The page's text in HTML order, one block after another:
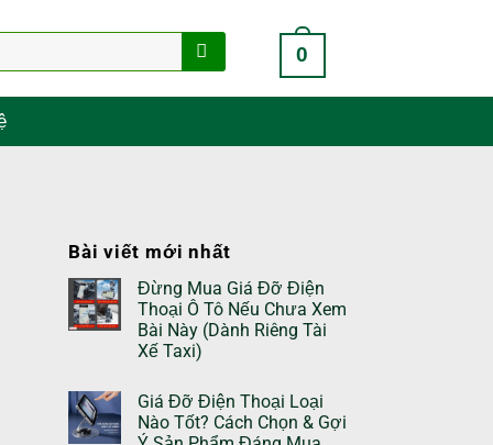
0
Bài viết mới nhất
Đừng Mua Giá Đỡ Điện
Thoại Ô Tô Nếu Chưa Xem
Bài Này (Dành Riêng Tài
Xế Taxi)
Giá Đỡ Điện Thoại Loại
Nào Tốt? Cách Chọn & Gợi